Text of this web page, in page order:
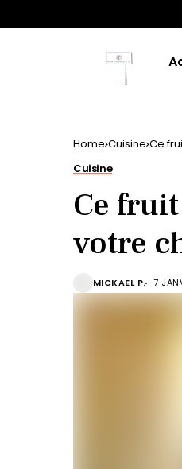
Home Cuisine Ce
Cuisine
Ce
votre
MICKAEL P. 7